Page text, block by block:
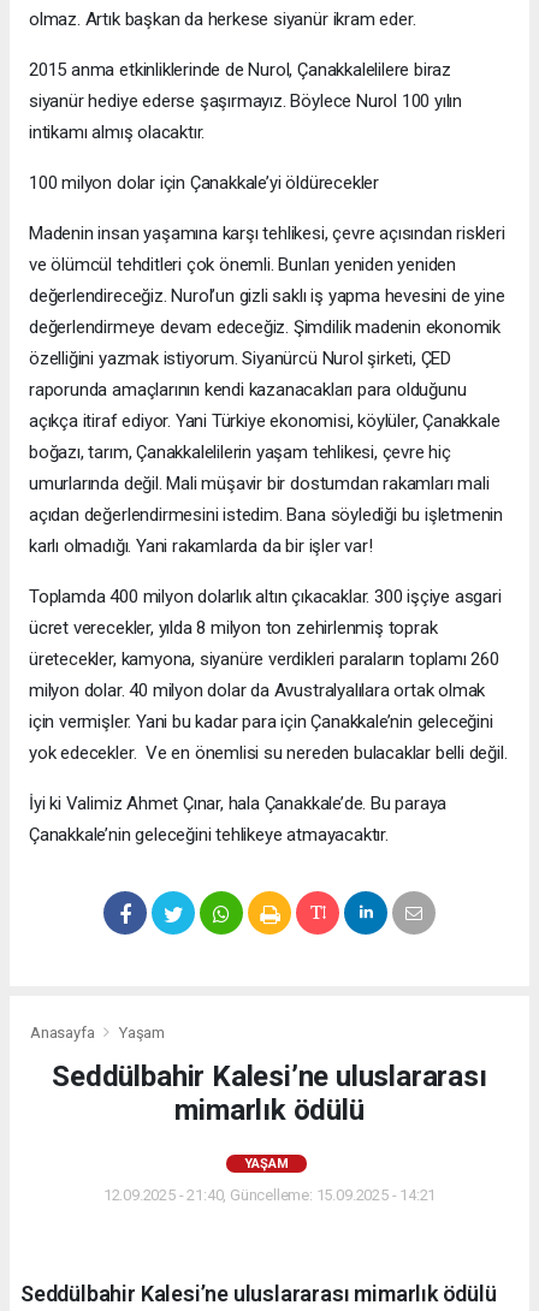
olmaz. Artık başkan da herkese siyanür ikram eder.
2015 anma etkinliklerinde de Nurol, Çanakkalelilere biraz
siyanür hediye ederse şaşırmayız. Böylece Nurol 100 yılın
intikamı almış olacaktır.
100 milyon dolar için Çanakkale’yi öldürecekler
Madenin insan yaşamına karşı tehlikesi, çevre açısından riskleri
ve ölümcül tehditleri çok önemli. Bunları yeniden yeniden
değerlendireceğiz. Nurol’un gizli saklı iş yapma hevesini de yine
değerlendirmeye devam edeceğiz. Şimdilik madenin ekonomik
özelliğini yazmak istiyorum. Siyanürcü Nurol şirketi, ÇED
raporunda amaçlarının kendi kazanacakları para olduğunu
açıkça itiraf ediyor. Yani Türkiye ekonomisi, köylüler, Çanakkale
boğazı, tarım, Çanakkalelilerin yaşam tehlikesi, çevre hiç
umurlarında değil. Mali müşavir bir dostumdan rakamları mali
açıdan değerlendirmesini istedim. Bana söylediği bu işletmenin
karlı olmadığı. Yani rakamlarda da bir işler var!
Toplamda 400 milyon dolarlık altın çıkacaklar. 300 işçiye asgari
ücret verecekler, yılda 8 milyon ton zehirlenmiş toprak
üretecekler, kamyona, siyanüre verdikleri paraların toplamı 260
milyon dolar. 40 milyon dolar da Avustralyalılara ortak olmak
için vermişler. Yani bu kadar para için Çanakkale’nin geleceğini
yok edecekler. Ve en önemlisi su nereden bulacaklar belli değil.
İyi ki Valimiz Ahmet Çınar, hala Çanakkale’de. Bu paraya
Çanakkale’nin geleceğini tehlikeye atmayacaktır.
Anasayfa Yaşam
Seddülbahir Kalesi’ne uluslararası
mimarlık ödülü
YAŞAM
12.09.2025 - 21:40, Güncelleme: 15.09.2025 - 14:21
Seddülbahir Kalesi’ne uluslararası mimarlık ödülü